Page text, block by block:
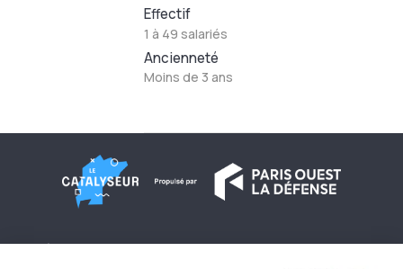
Effectif
1 à 49 salariés
Ancienneté
Moins de 3 ans